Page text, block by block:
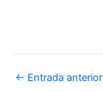
← Entrada anterior